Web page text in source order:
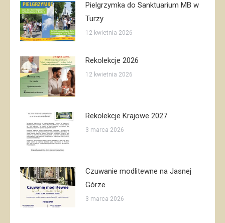
Pielgrzymka do Sanktuarium MB w
Turzy
12 kwietnia 2026
Rekolekcje 2026
12 kwietnia 2026
Rekolekcje Krajowe 2027
3 marca 2026
Czuwanie modlitewne na Jasnej
Górze
3 marca 2026